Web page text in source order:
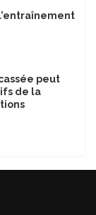
peut
de la